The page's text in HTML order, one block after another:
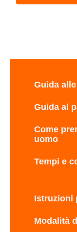
Guida
Guida al
Come
uomo
Tempi e
Istruzioni
Modalità